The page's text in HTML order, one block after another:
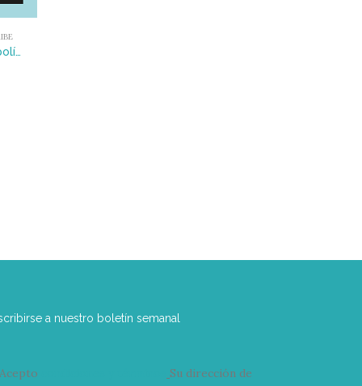
Lula y Dilma : Diez años de políticas posneoliberales en Brasil
a nuestro boletín semanal
Acepto
Su dirección de